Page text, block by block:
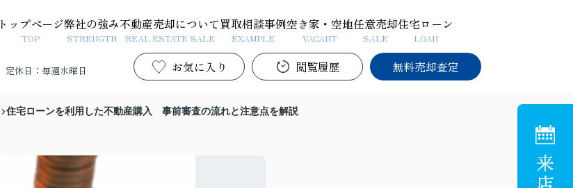
トップページ
TOP
弊社の強み
STRENGTH
不動産売却について
REAL ESTATE SALE
買取相談事例
EXAMPLE
空き家・空地
VACANT
任意売却
SALE
住宅ローン
LOAN
定休日：毎週水曜日 お気に入り 閲覧履歴 無料売却査定
住宅ローンを利用した不動産購入 事前審査の流れと注意点を解説